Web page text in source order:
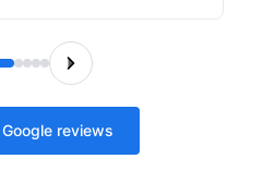
reviews